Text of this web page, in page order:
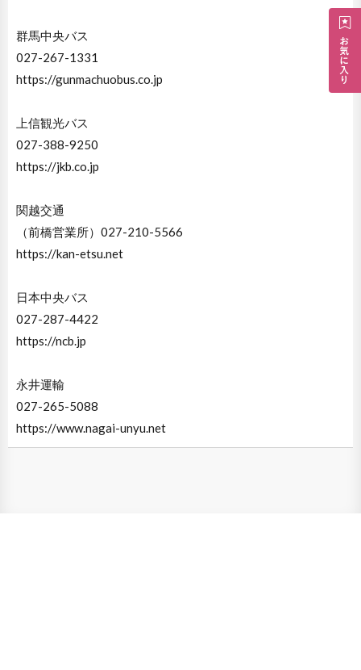
群馬中央バス
027-267-1331
https://gunmachuobus.co.jp
上信観光バス
027-388-9250
https://jkb.co.jp
関越交通
（前橋営業所）027-210-5566
https://kan-etsu.net
日本中央バス
027-287-4422
https://ncb.jp
永井運輸
027-265-5088
https://www.nagai-unyu.net